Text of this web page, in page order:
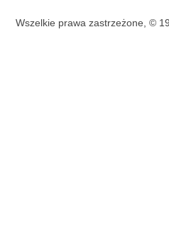
Wszelkie prawa zastrzeżone, ©